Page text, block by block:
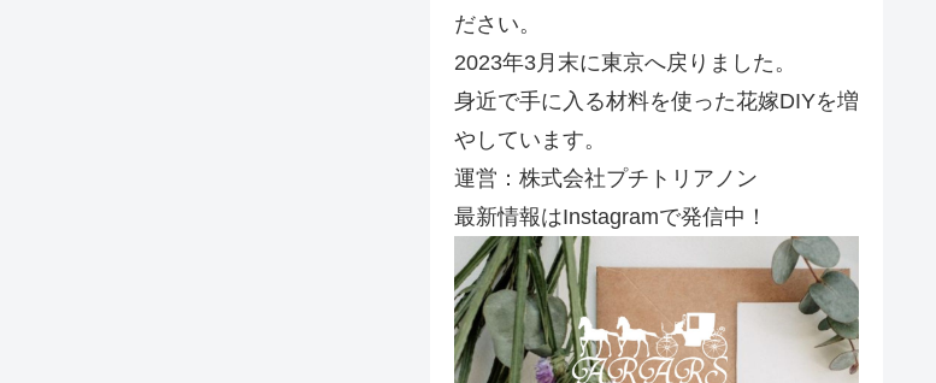
ださい。
2023年3月末に東京へ戻りました。
身近で手に入る材料を使った花嫁DIYを増
やしています。
運営：株式会社プチトリアノン
最新情報はInstagramで発信中！